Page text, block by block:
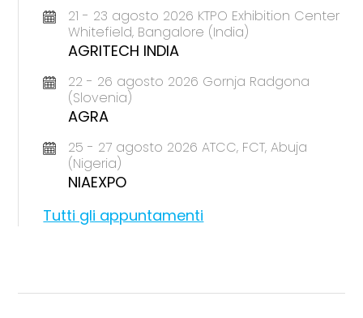
21 - 23 agosto 2026 KTPO Exhibition Center
Whitefield, Bangalore (India)
AGRITECH INDIA
22 - 26 agosto 2026 Gornja Radgona
(Slovenia)
AGRA
25 - 27 agosto 2026 ATCC, FCT, Abuja
(Nigeria)
NIAEXPO
Tutti gli appuntamenti